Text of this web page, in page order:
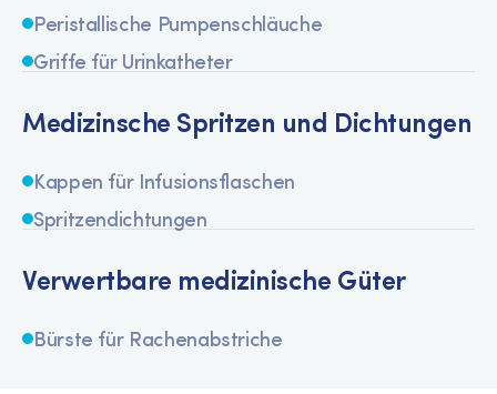
Peristallische Pumpenschläuche
Griffe für Urinkatheter
Medizinsche Spritzen und Dichtungen
Kappen für Infusionsflaschen
Spritzendichtungen
Verwertbare medizinische Güter
Bürste für Rachenabstriche